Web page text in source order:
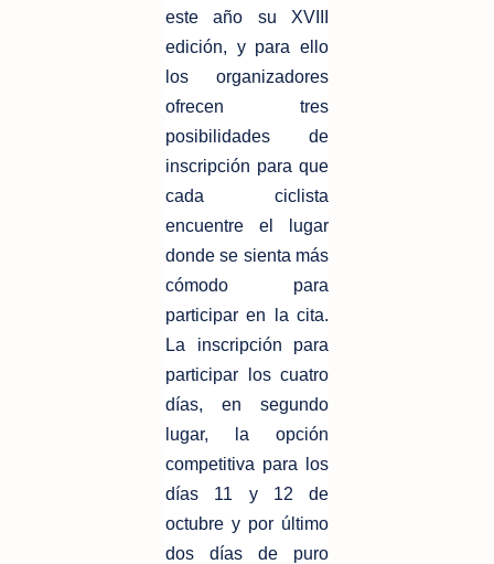
este año su XVIII
edición, y para ello
los organizadores
ofrecen tres
posibilidades de
inscripción para que
cada ciclista
encuentre el lugar
donde se sienta más
cómodo para
participar en la cita.
La inscripción para
participar los cuatro
días, en segundo
lugar, la opción
competitiva para los
días 11 y 12 de
octubre y por último
dos días de puro